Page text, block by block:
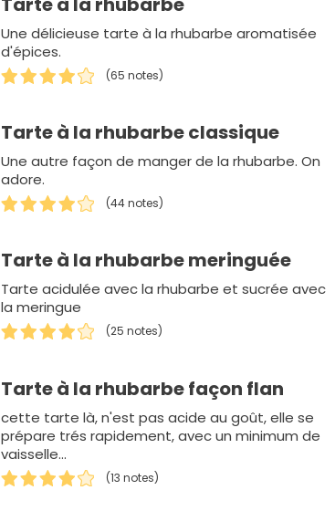
Une délicieuse tarte à la rhubarbe aromatisée
d'épices.
(65 notes)
Tarte à la rhubarbe classique
Une autre façon de manger de la rhubarbe. On
adore.
(44 notes)
Tarte à la rhubarbe meringuée
Tarte acidulée avec la rhubarbe et sucrée avec
la meringue
(25 notes)
Tarte à la rhubarbe façon flan
cette tarte là, n'est pas acide au goût, elle se
prépare trés rapidement, avec un minimum de
vaisselle...
(13 notes)